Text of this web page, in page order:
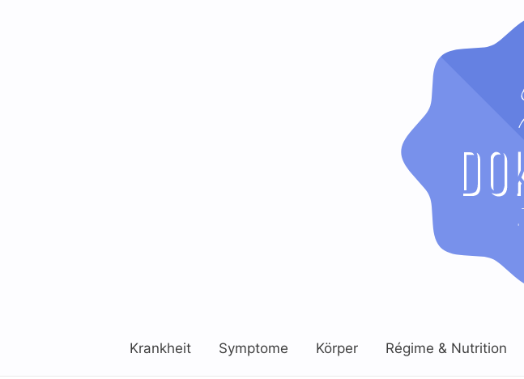
Krankheit Symptome Körper Régime & Nutrition